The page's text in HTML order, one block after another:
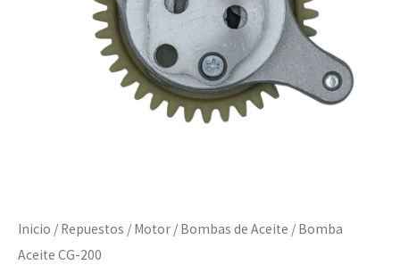
Inicio / Repuestos / Motor / Bombas de Aceite / Bomba
Aceite CG-200